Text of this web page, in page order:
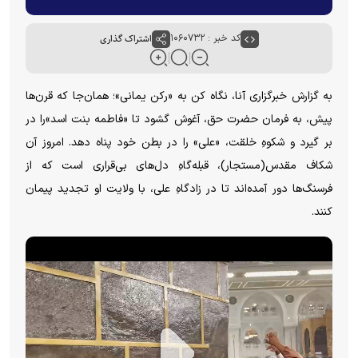
کد خبر : ۱۰۶۰۷۳۲ اشتراک گذاری
به گزارش خبرگزاری آنا، نگاه کن به «رکن یمانی»؛ همان‌جا که قرن‌ها
پیش، به فرمان حضرت حق، آغوش گشود تا «فاطمه بنت اسد»را در
بر گیرد و شکوهِ خلقت، «علی» را در بطن خود پناه دهد. امروز آن
شکاف مقدس(مستجار)، قبله‌گاهِ دل‌های بی‌قراری است که از
فرسنگ‌ها دور آمده‌اند تا در زادگاهِ علی، با ولایت او تجدید پیمان
کنند.‌